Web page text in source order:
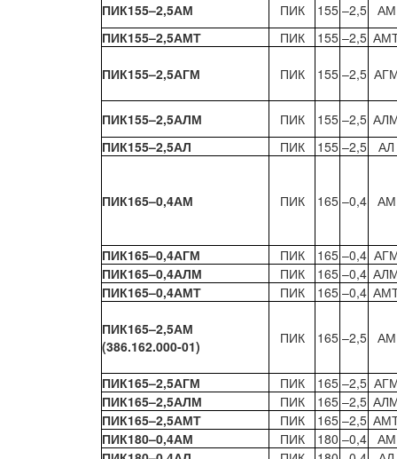
ПИК155–2,5АМ
ПИК 155 –2,5
АМ
ПИК155–2,5АМТ
ПИК 155 –2,5
ПИК155–2,5АГМ ПИК 155 –2,5
ПИК155–2,5АЛМ ПИК 155 –2,5
ПИК155–2,5АЛ
ПИК 155 –2,5 АЛ
ПИК165–0,4АМ ПИК 165 –0,4 АМ
ПИК165–0,4АГМ ПИК 165 –0,4
ПИК165–0,4АЛМ
ПИК 165 –0,4
ПИК165–0,4АМТ
ПИК 165 –0,4
ПИК165–2,5АМ
(386.162.000-01)
ПИК 165 –2,5 АМ
ПИК165–2,5АГМ ПИК 165 –2,5
ПИК165–2,5АЛМ
ПИК 165 –2,5
ПИК165–2,5АМТ
ПИК 165 –2,5
ПИК180–0,4АМ
ПИК 180 –0,4
АМ